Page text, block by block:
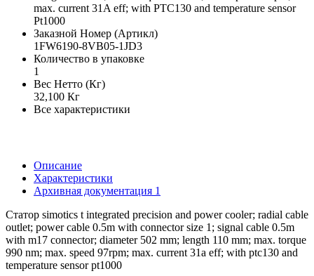
max. current 31A eff; with PTC130 and temperature sensor
Pt1000
Заказной Номер (Артикл)
1FW6190-8VB05-1JD3
Количество в упаковке
1
Вес Нетто (Кг)
32,100 Кг
Все характеристики
Описание
Характеристики
Архивная документация 1
Статор simotics t integrated precision and power cooler; radial cable
outlet; power cable 0.5m with connector size 1; signal cable 0.5m
with m17 connector; diameter 502 mm; length 110 mm; max. torque
990 nm; max. speed 97rpm; max. current 31a eff; with ptc130 and
temperature sensor pt1000